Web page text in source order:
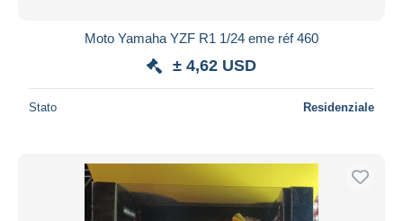
Moto Yamaha YZF R1 1/24 eme réf 460
± 4,62 USD
Stato Residenziale